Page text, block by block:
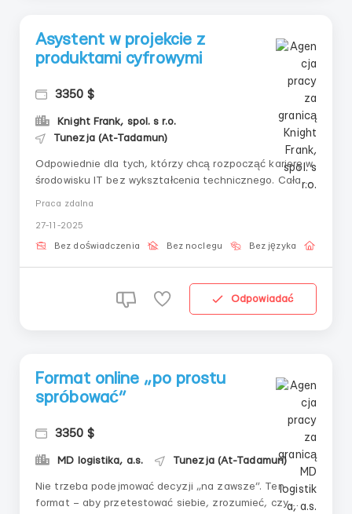
Asystent w projekcie z
produktami cyfrowymi
3350 $
Knight Frank, spol. s r.o.
Tunezja (At-Tadamun)
Odpowiednie dla tych, którzy chcą rozpocząć karierę w
środowisku IT bez wykształcenia technicznego. Cała
materiałów według szablonu— Realizacja zadań na
platformie pod kontrolą mentora— Używanie
Praca zdalna
27-11-2025
Bez doświadczenia Bez noclegu Bez języka
Odpowiadać
Format online „po prostu
spróbować”
3350 $
MD logistika, a.s. Tunezja (At-Tadamun)
Nie trzeba podejmować decyzji „na zawsze”. Ten
format – aby przetestować siebie, zrozumieć, czy